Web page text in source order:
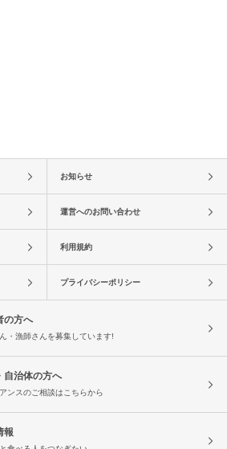
お知らせ
運営へのお問い合わせ
利用規約
プライバシーポリシー
の方へ
・漁師さんを募集しています!
自治体の方へ
ンスのご相談はこちらから
報